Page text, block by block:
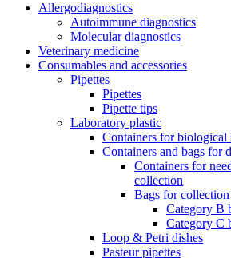
Allergodiagnostics
Autoimmune diagnostics
Molecular diagnostics
Veterinary medicine
Consumables and accessories
Pipettes
Pipettes
Pipette tips
Laboratory plastic
Containers for biological
Containers and bags for
Containers for
collection
Bags for collection
Category B
Category C
Loop & Petri dishes
Pasteur pipettes